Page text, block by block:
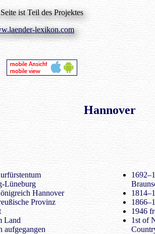
ist Teil des Projektes
lexikon.com
Hannover
Lüneburg
Hannover
Provinz
Land
aufgegangen
1946
1st of